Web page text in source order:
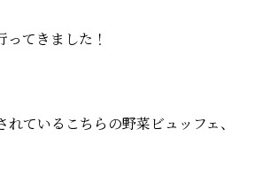
てきました！
ているこちらの野菜ビュッフェ、